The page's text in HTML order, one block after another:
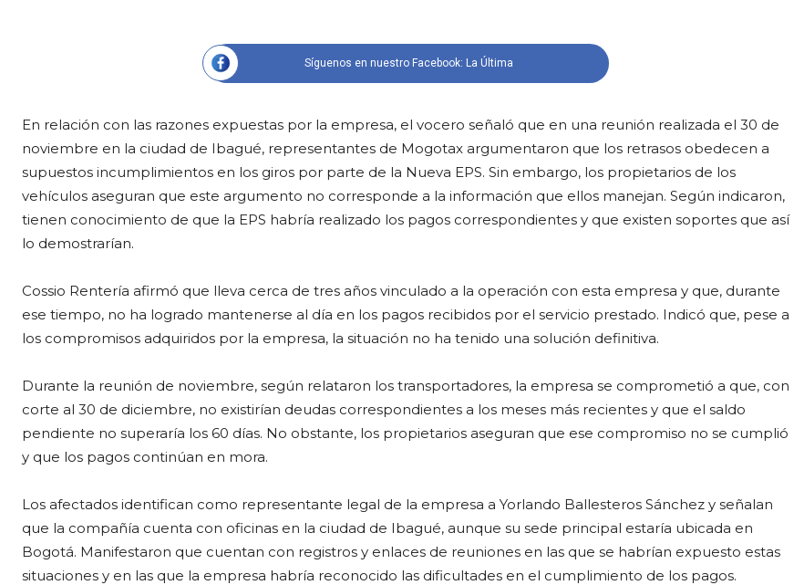
Síguenos en nuestro Facebook: La Última
En relación con las razones expuestas por la empresa, el vocero señaló que en una reunión realizada el 30 de
noviembre en la ciudad de Ibagué, representantes de Mogotax argumentaron que los retrasos obedecen a
supuestos incumplimientos en los giros por parte de la Nueva EPS. Sin embargo, los propietarios de los
vehículos aseguran que este argumento no corresponde a la información que ellos manejan. Según indicaron,
tienen conocimiento de que la EPS habría realizado los pagos correspondientes y que existen soportes que así
lo demostrarían.
Cossio Rentería afirmó que lleva cerca de tres años vinculado a la operación con esta empresa y que, durante
ese tiempo, no ha logrado mantenerse al día en los pagos recibidos por el servicio prestado. Indicó que, pese a
los compromisos adquiridos por la empresa, la situación no ha tenido una solución definitiva.
Durante la reunión de noviembre, según relataron los transportadores, la empresa se comprometió a que, con
corte al 30 de diciembre, no existirían deudas correspondientes a los meses más recientes y que el saldo
pendiente no superaría los 60 días. No obstante, los propietarios aseguran que ese compromiso no se cumplió
y que los pagos continúan en mora.
Los afectados identifican como representante legal de la empresa a Yorlando Ballesteros Sánchez y señalan
que la compañía cuenta con oficinas en la ciudad de Ibagué, aunque su sede principal estaría ubicada en
Bogotá. Manifestaron que cuentan con registros y enlaces de reuniones en las que se habrían expuesto estas
situaciones y en las que la empresa habría reconocido las dificultades en el cumplimiento de los pagos.